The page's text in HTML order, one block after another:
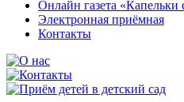
Онлайн газета «Капельки
Электронная приёмная
Контакты